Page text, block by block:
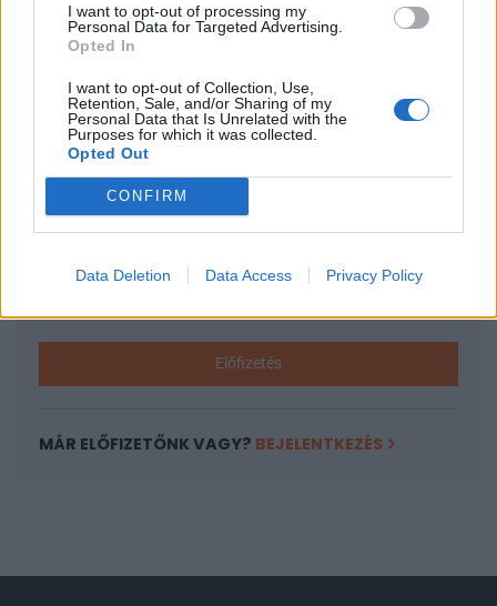
I want to opt-out of processing my
Personal Data for Targeted Advertising.
Opted In
I want to opt-out of Collection, Use,
Retention, Sale, and/or Sharing of my
Personal Data that Is Unrelated with the
Purposes for which it was collected.
Opted Out
CONFIRM
Data Deletion Data Access Privacy Policy
alapítványoktól. Hozzátette: a New Wave-hez kötődő...
KEDVES OLVASÓNK!
A keresett cikk a portfolio.hu hírarchívumához
tartozik, melynek olvasása előfizetéses
regisztrációhoz kötött.
Kötéslisták: BÉT elmúlt 2 év napon belüli
Előfizetés
MÁR ELŐFIZETŐNK VAGY? BEJELENTKEZÉS